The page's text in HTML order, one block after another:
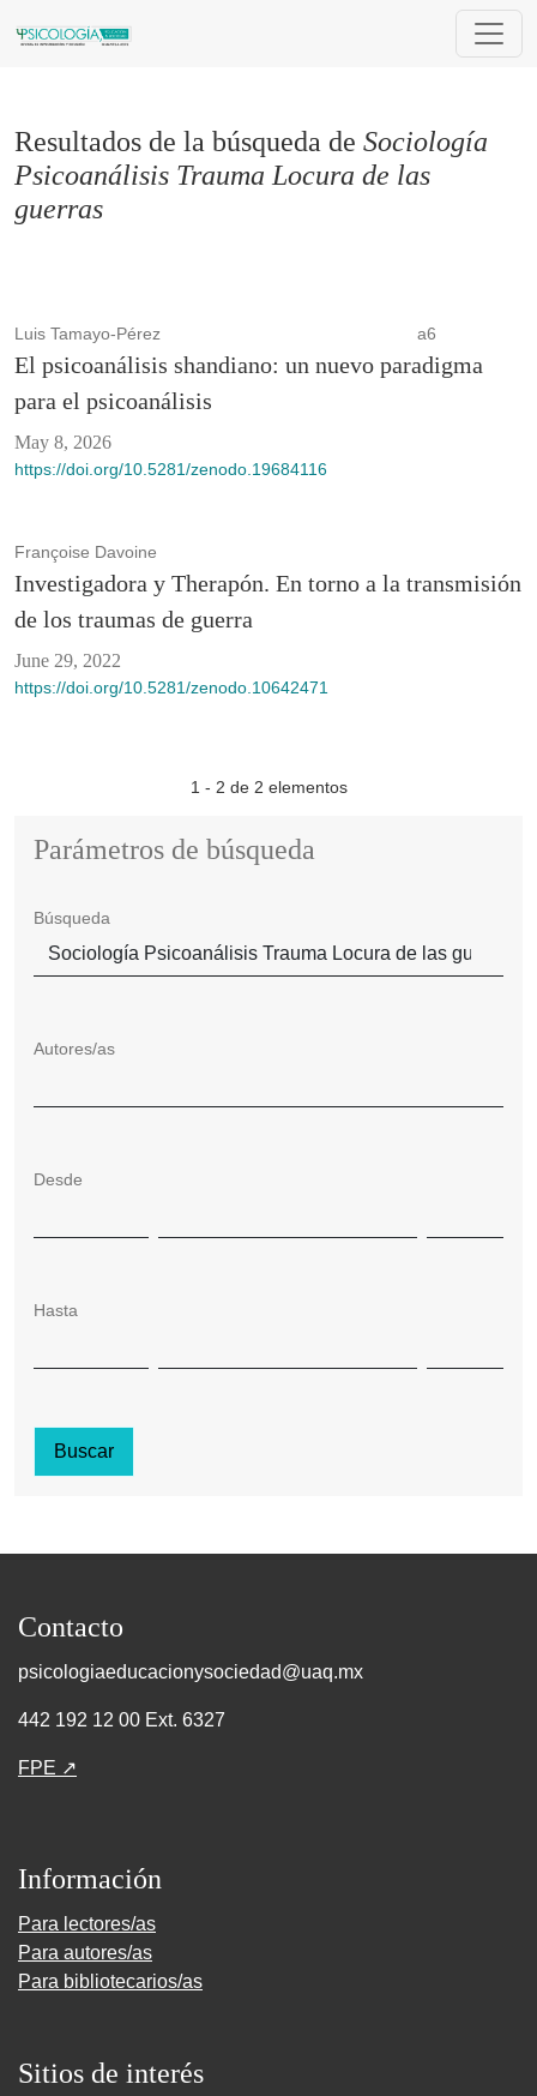
Resultados de la búsqueda de Sociología
Psicoanálisis Trauma Locura de las
guerras
Luis Tamayo-Pérez a6
El psicoanálisis shandiano: un nuevo paradigma
para el psicoanálisis
May 8, 2026
https://doi.org/10.5281/zenodo.19684116
Françoise Davoine
Investigadora y Therapón. En torno a la transmisión
de los traumas de guerra
June 29, 2022
https://doi.org/10.5281/zenodo.10642471
1 - 2 de 2 elementos
Parámetros de búsqueda
Búsqueda
Autores/as
Desde
Hasta
Buscar
Contacto
psicologiaeducacionysociedad@uaq.mx
442 192 12 00 Ext. 6327
FPE ↗
Información
Para lectores/as
Para autores/as
Para bibliotecarios/as
Sitios de interés